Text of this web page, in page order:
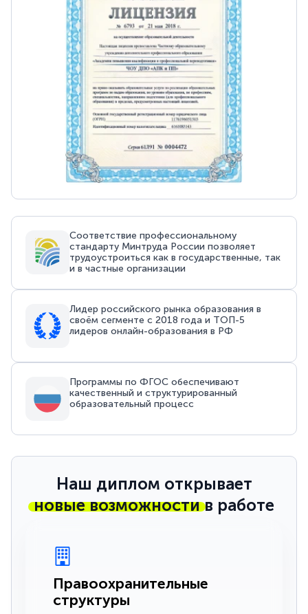
Соответствие профессиональному
стандарту Минтруда России позволяет
трудоустроиться как в государственные, так
и в частные организации
Лидер российского рынка образования в
своём сегменте с 2018 года и ТОП-5
лидеров онлайн-образования в РФ
Программы по ФГОС обеспечивают
качественный и структурированный
образовательный процесс
Наш диплом открывает
новые возможностив работе
Правоохранительные
структуры